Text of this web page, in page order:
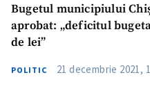
Bugetul municipiului
aprobat: „deficitul
de lei”
POLITIC 21 decembrie 2021,